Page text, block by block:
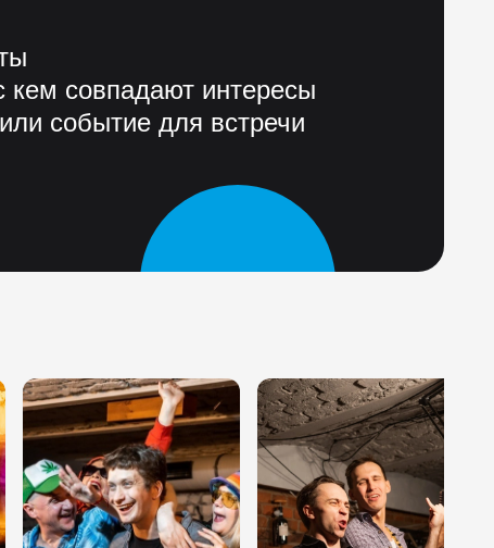
кем совпадают интересы
событие для встречи